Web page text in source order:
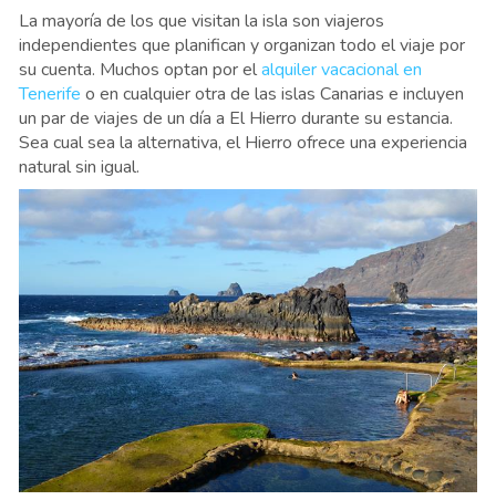
La mayoría de los que visitan la isla son viajeros
independientes que planifican y organizan todo el viaje por
su cuenta. Muchos optan por elalquiler vacacional en
Tenerife o en cualquier otra de las islas Canarias e incluyen
un par de viajes de un día a El Hierro durante su estancia.
Sea cual sea la alternativa, el Hierro ofrece una experiencia
natural sin igual.